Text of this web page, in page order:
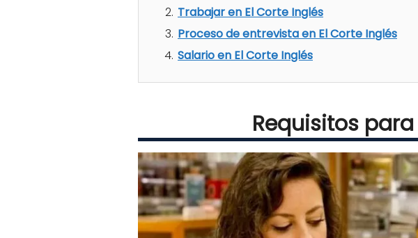
Trabajar en El Corte Inglés
Proceso de entrevista en El Corte Inglés
Salario en El Corte Inglés
Requisitos